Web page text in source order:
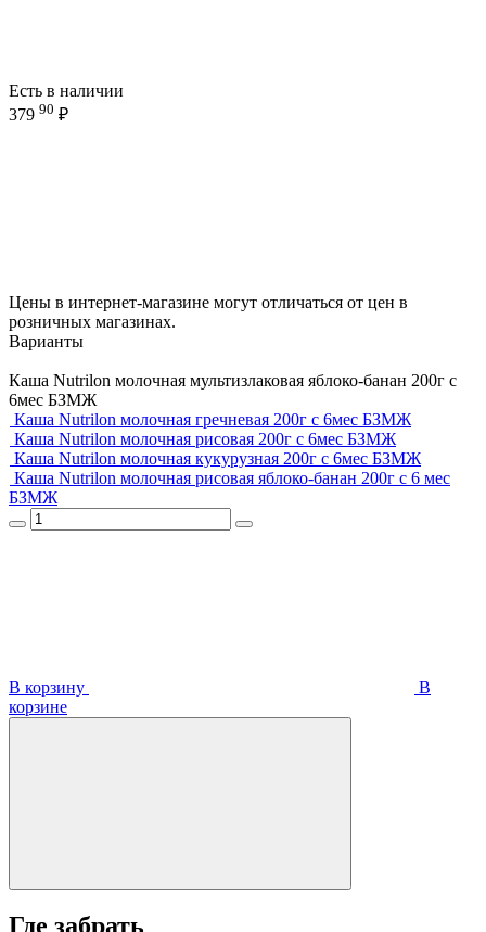
Есть в наличии
379 90 ₽
Цены в интернет-магазине могут отличаться от цен в
розничных магазинах.
Варианты
Каша Nutrilon молочная мультизлаковая яблоко-банан 200г с
6мес БЗМЖ
Каша Nutrilon молочная гречневая 200г с 6мес БЗМЖ
Каша Nutrilon молочная рисовая 200г с 6мес БЗМЖ
Каша Nutrilon молочная кукурузная 200г с 6мес БЗМЖ
Каша Nutrilon молочная рисовая яблоко-банан 200г с 6 мес
БЗМЖ
В корзину
В
корзинe
Где забрать